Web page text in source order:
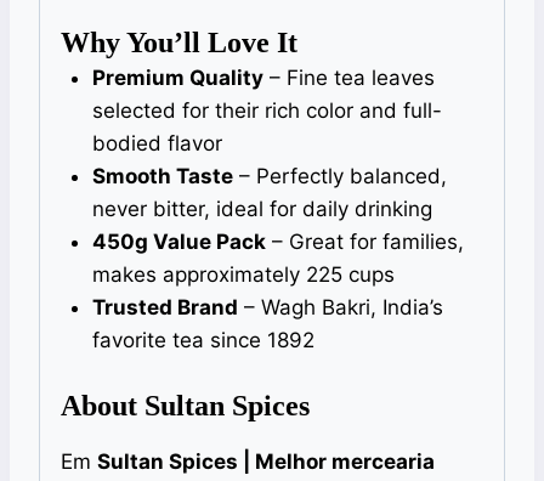
Why You’ll Love It
Premium Quality– Fine tea leaves
selected for their rich color and full-
bodied flavor
Smooth Taste– Perfectly balanced,
never bitter, ideal for daily drinking
450g Value Pack– Great for families,
makes approximately 225 cups
Trusted Brand – Wagh Bakri, India’s
favorite tea since 1892
About Sultan Spices
Em Sultan Spices | Melhor mercearia